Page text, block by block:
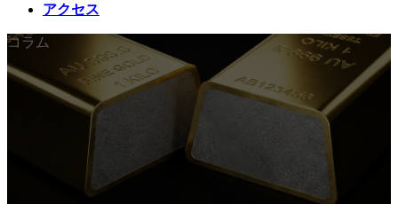
アクセス
コラム